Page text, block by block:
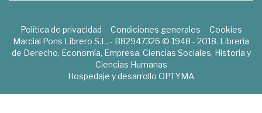
Política de privacidad Condiciones generales
Cookies
Marcial Pons Librero S.L. - B82947326 © 1948 - 2018. Librería
de Derecho, Economía, Empresa, Ciencias Sociales, Historia y
Ciencias Humanas
Hospedaje y desarrollo OPTYMA